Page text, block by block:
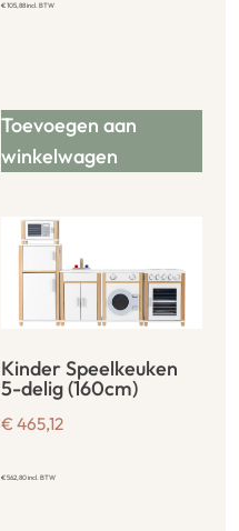
€105,88incl. BTW
Toevoegen aan
winkelwagen
Kinder Speelkeuken
5-delig (160cm)
€ 465,12
€562,80incl. BTW